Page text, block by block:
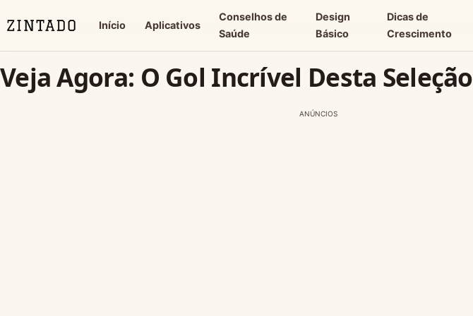
Início Aplicativos
Conselhos de
Saúde
Design
Básico
Dicas de
Crescimento
Veja Agora: O Gol Incrível Desta Seleção
ANÚNCIOS